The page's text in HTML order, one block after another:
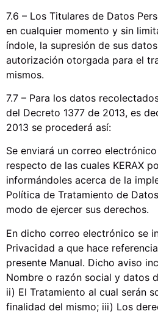
7.6 – Los Titulares de Datos
en cualquier momento y sin
índole, la supresión de sus
autorización otorgada para el
mismos.
7.7 – Para los datos
del Decreto 1377 de 2013, es
2013 se procederá así:
Se enviará un correo
respecto de las cuales KERAX
informándoles acerca de la
Política de Tratamiento de
modo de ejercer sus derechos.
En dicho correo electrónico se
Privacidad a que hace
presente Manual. Dicho aviso
Nombre o razón social y datos
ii) El Tratamiento al cual serán
finalidad del mismo; iii) Los